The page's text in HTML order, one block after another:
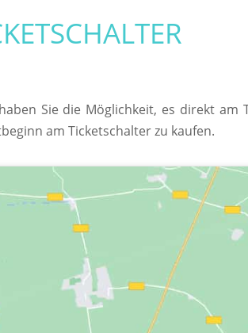
Sie die Möglichkeit, es direkt
am Ticketschalter zu kaufen.